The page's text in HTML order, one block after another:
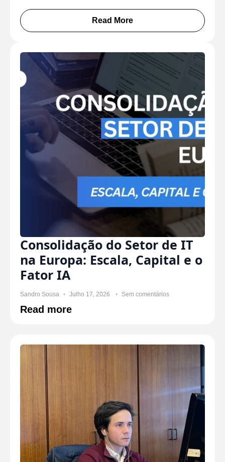
Read More
Consolidação do Setor de IT
na Europa: Escala, Capital e o
Fator IA
Sandro Sousa Julho 17, 2026 Sem comentários
Read more